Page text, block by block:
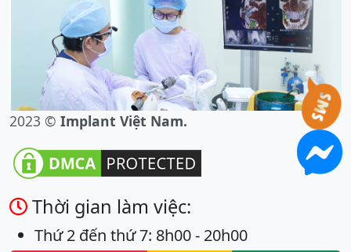
2023 © Implant Việt Nam.
Thời gian làm việc:
Thứ 2 đến thứ 7: 8h00 - 20h00